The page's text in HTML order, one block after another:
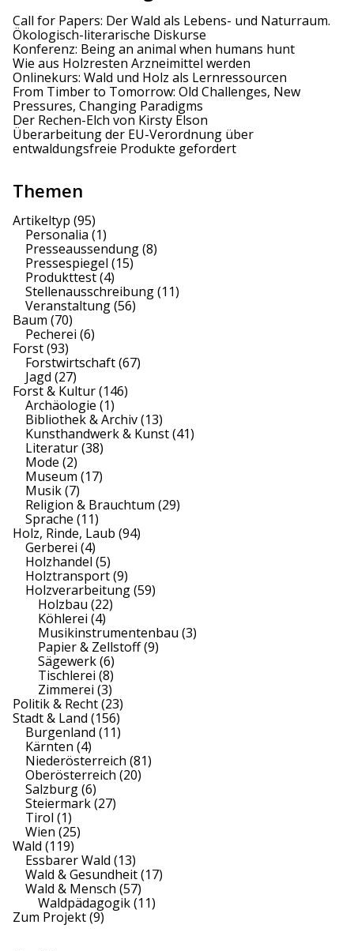
i
o
n
Call for Papers: Der Wald als Lebens- und Naturraum.
Ökologisch-literarische Diskurse
Konferenz: Being an animal when humans hunt
Wie aus Holzresten Arzneimittel werden
Onlinekurs: Wald und Holz als Lernressourcen
From Timber to Tomorrow: Old Challenges, New
Pressures, Changing Paradigms
Der Rechen-Elch von Kirsty Elson
Überarbeitung der EU-Verordnung über
entwaldungsfreie Produkte gefordert
Themen
Artikeltyp (95)
Personalia (1)
Presseaussendung(8)
Pressespiegel (15)
Produkttest(4)
Stellenausschreibung(11)
Veranstaltung(56)
Baum (70)
Pecherei (6)
Forst(93)
Forstwirtschaft(67)
Jagd (27)
Forst & Kultur(146)
Archäologie (1)
Bibliothek & Archiv(13)
Kunsthandwerk & Kunst(41)
Literatur(38)
Mode (2)
Museum (17)
Musik(7)
Religion & Brauchtum (29)
Sprache (11)
Holz, Rinde, Laub (94)
Gerberei (4)
Holzhandel (5)
Holztransport(9)
Holzverarbeitung(59)
Holzbau (22)
Köhlerei (4)
Musikinstrumentenbau (3)
Papier & Zellstoff(9)
Sägewerk(6)
Tischlerei (8)
Zimmerei (3)
Politik & Recht(23)
Stadt & Land (156)
Burgenland (11)
Kärnten (4)
Niederösterreich (81)
Oberösterreich (20)
Salzburg(6)
Steiermark(27)
Tirol (1)
Wien (25)
Wald (119)
Essbarer Wald (13)
Wald & Gesundheit(17)
Wald & Mensch (57)
Waldpädagogik(11)
Zum Projekt(9)